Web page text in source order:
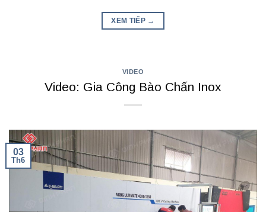
XEM TIẾP →
VIDEO
Video: Gia Công Bào Chấn Inox
03
Th6